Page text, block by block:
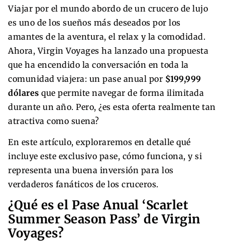
Viajar por el mundo abordo de un crucero de lujo
es uno de los sueños más deseados por los
amantes de la aventura, el relax y la comodidad.
Ahora, Virgin Voyages ha lanzado una propuesta
que ha encendido la conversación en toda la
comunidad viajera: un pase anual por $199,999
dólares que permite navegar de forma ilimitada
durante un año. Pero, ¿es esta oferta realmente tan
atractiva como suena?
En este artículo, exploraremos en detalle qué
incluye este exclusivo pase, cómo funciona, y si
representa una buena inversión para los
verdaderos fanáticos de los cruceros.
¿Qué es el Pase Anual ‘Scarlet
Summer Season Pass’ de Virgin
Voyages?